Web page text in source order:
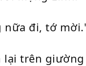
nữa đi, tớ
trên giường